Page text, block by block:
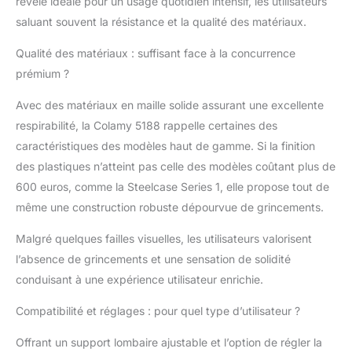
bureau ou profiter de
longues sessions de
choix idéal. Améliorez
chaise qui s'adapte à
vos besoins. Support
dossier réglable en
hauteur : le support
lombaire dynamique
innovant s'adapte
votre poids et à votre
position assise, réduit
pression sur la taille et
saine. Le dossier
réglable en hauteur
saluant souvent la résistance et la qualité des matériaux.
Qualité des matériaux : suffisant face à la concurrence
prémium ?
Avec des matériaux en maille solide assurant une excellente
respirabilité, la Colamy 5188 rappelle certaines des
caractéristiques des modèles haut de gamme. Si la finition
des plastiques n’atteint pas celle des modèles coûtant plus de
600 euros, comme la Steelcase Series 1, elle propose tout de
même une construction robuste dépourvue de grincements.
Malgré quelques failles visuelles, les utilisateurs valorisent
l’absence de grincements et une sensation de solidité
conduisant à une expérience utilisateur enrichie.
Compatibilité et réglages : pour quel type d’utilisateur ?
Offrant un support lombaire ajustable et l’option de régler la